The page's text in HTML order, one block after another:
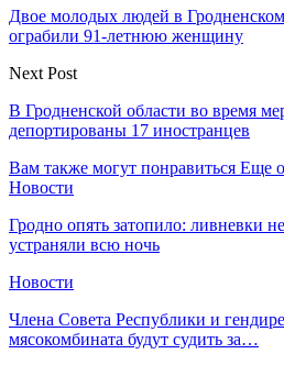
Двое молодых людей в
ограбили 91-летнюю женщину
Next Post
В Гродненской области во время
депортированы 17 иностранцев
Вам также могут понравиться Еще
Новости
Гродно опять затопило: ливневки
устраняли всю ночь
Новости
Члена Совета Республики и
мясокомбината будут судить за…